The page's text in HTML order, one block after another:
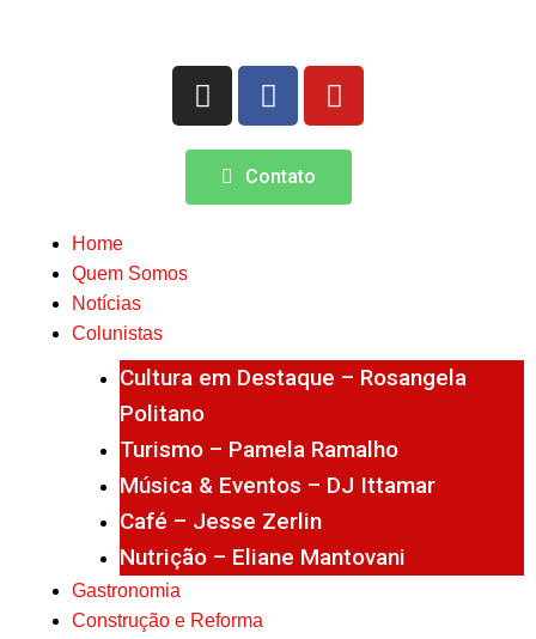
Contato
Home
Quem Somos
Notícias
Colunistas
Cultura em Destaque – Rosangela
Politano
Turismo – Pamela Ramalho
Música & Eventos – DJ Ittamar
Café – Jesse Zerlin
Nutrição – Eliane Mantovani
Gastronomia
Construção e Reforma